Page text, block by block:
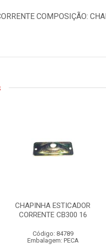
COMPOSIÇÃO:
CHAPINHA ESTICADOR
CORRENTE CB300 16
Código: 84789
Embalagem: PECA